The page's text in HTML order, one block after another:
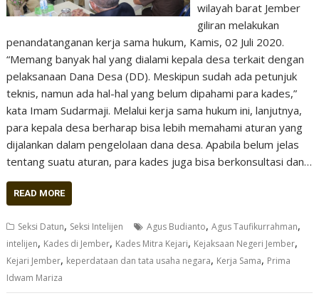
wilayah barat Jember
giliran melakukan
penandatanganan kerja sama hukum, Kamis, 02 Juli 2020.
“Memang banyak hal yang dialami kepala desa terkait dengan
pelaksanaan Dana Desa (DD). Meskipun sudah ada petunjuk
teknis, namun ada hal-hal yang belum dipahami para kades,”
kata Imam Sudarmaji. Melalui kerja sama hukum ini, lanjutnya,
para kepala desa berharap bisa lebih memahami aturan yang
dijalankan dalam pengelolaan dana desa. Apabila belum jelas
tentang suatu aturan, para kades juga bisa berkonsultasi dan…
READ MORE
Seksi Datun, Seksi Intelijen Agus Budianto,Agus Taufikurrahman,
intelijen, Kades di Jember, Kades Mitra Kejari, Kejaksaan Negeri Jember,
Kejari Jember, keperdataan dan tata usaha negara, Kerja Sama, Prima
Idwam Mariza